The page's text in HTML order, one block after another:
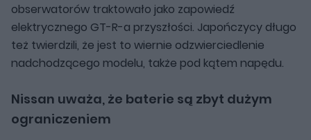
obserwatorów traktowało jako zapowiedź
elektrycznego GT-R-a przyszłości. Japończycy długo
też twierdzili, że jest to wiernie odzwierciedlenie
nadchodzącego modelu, także pod kątem napędu.
Nissan uważa, że baterie są zbyt dużym
ograniczeniem